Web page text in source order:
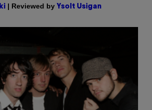
| Reviewed by Ysolt Usigan